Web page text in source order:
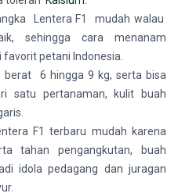
Lentera F1 mudah walau
sehingga cara menanam
petani Indonesia.
berat 6 hingga 9 kg, serta bisa
satu pertanaman, kulit buah
F1 terbaru mudah karena
tahan pengangkutan, buah
idola pedagang dan juragan